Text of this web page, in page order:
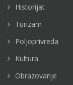
Historijat
Turizam
Poljoprivreda
Kultura
Obrazovanje